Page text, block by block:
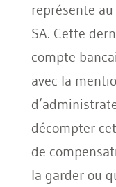
représente
SA. Cette
compte
avec la
décompter
de
la garder ou